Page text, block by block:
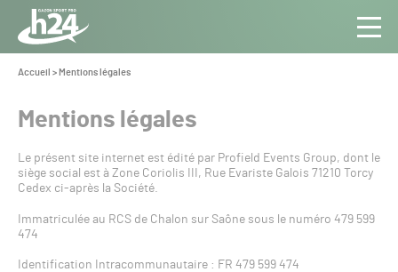
Panneau de gestion des cookies
Aller au contenu
Toute
l’info
Pro
Vous
Accueil > Mentions légales
Mentions légales
Le présent site internet est édité par Profield Events Group, dont le
siège social est à Zone Coriolis III, Rue Evariste Galois 71210 Torcy
Cedex ci-après la Société.
Immatriculée au RCS de Chalon sur Saône sous le numéro 479 599
474
Identification Intracommunautaire : FR 479 599 474